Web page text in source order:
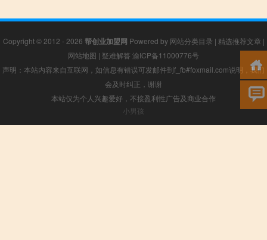
Copyright © 2012 - 2026 帮创业加盟网 Powered by 网站分类目录 | 精选推荐文章 |
网站地图 | 疑难解答 渝ICP备11000776号
声明：本站内容来自互联网，如信息有错误可发邮件到f_fb#foxmail.com说明，我们
会及时纠正，谢谢
本站仅为个人兴趣爱好，不接盈利性广告及商业合作
小男孩